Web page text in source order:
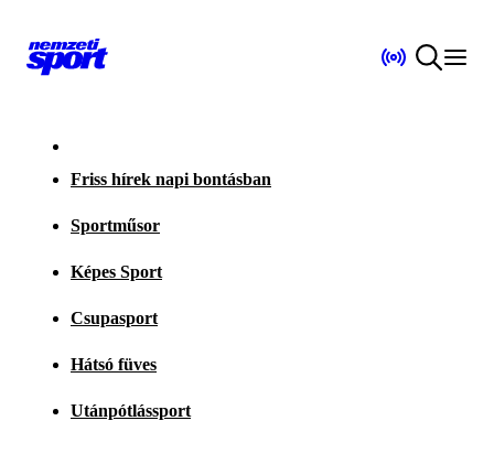
Friss hírek napi bontásban
Sportműsor
Képes Sport
Csupasport
Hátsó füves
Utánpótlássport